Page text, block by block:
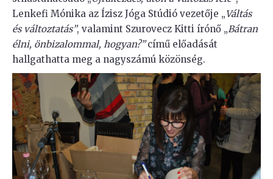
Lenkefi Mónika az Ízisz Jóga Stúdió vezetője „Váltás
és változtatás”, valamint Szurovecz Kitti írónő „Bátran
élni, önbizalommal, hogyan?”című előadását
hallgathatta meg a nagyszámú közönség.